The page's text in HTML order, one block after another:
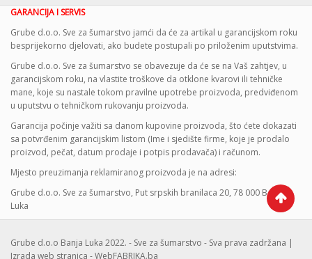
GARANCIJA I SERVIS
Grube d.o.o. Sve za šumarstvo jamći da će za artikal u garancijskom roku
besprijekorno djelovati, ako budete postupali po priloženim uputstvima.
Grube d.o.o. Sve za šumarstvo se obavezuje da će se na Vaš zahtjev, u
garancijskom roku, na vlastite troškove da otklone kvarovi ili tehničke
mane, koje su nastale tokom pravilne upotrebe proizvoda, predviđenom
u uputstvu o tehničkom rukovanju proizvoda.
Garancija počinje važiti sa danom kupovine proizvoda, što ćete dokazati
sa potvrđenim garancijskim listom (Ime i sjedište firme, koje je prodalo
proizvod, pečat, datum prodaje i potpis prodavača) i računom.
Mjesto preuzimanja reklamiranog proizvoda je na adresi:
Grube d.o.o. Sve za šumarstvo, Put srpskih branilaca 20, 78 000 Banja
Luka
Grube d.o.o Banja Luka 2022. - Sve za šumarstvo - Sva prava zadržana |
Izrada web stranica - WebFABRIKA.ba